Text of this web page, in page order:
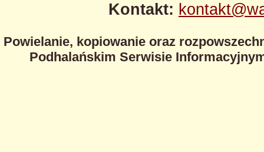
Kontakt:
Powielanie, kopiowanie oraz
Podhalańskim Serwisie